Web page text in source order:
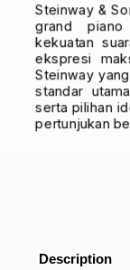
Steinway &
grand
kekuatan
ekspresi
Steinway
standar
serta pilihan
pertunjukan
Description